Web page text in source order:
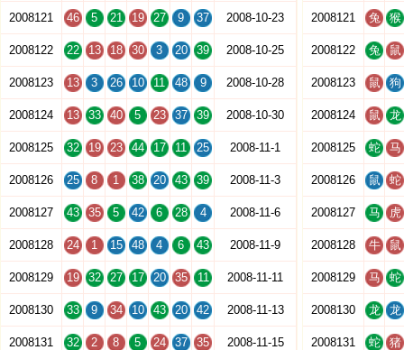
2008121 46 5 21 19 27 9 37 2008-10-23
2008122 22 13 18 30 3 20 39 2008-10-25
2008123 13 3 26 10 11 48 9 2008-10-28
2008124 13 33 40 5 23 37 39 2008-10-30
2008125 32 19 23 44 17 11 25 2008-11-1
2008126 25 8 1 38 20 43 39 2008-11-3
2008127 43 35 5 42 6 28 4 2008-11-6
2008128 24 1 15 48 4 6 43 2008-11-9
2008129 19 32 27 17 20 35 11 2008-11-11
2008130 33 9 34 10 43 20 42 2008-11-13
2008131 32 2 8 5 24 37 35 2008-11-15
2008121 兔 猴
2008122 兔 鼠
2008123 鼠 狗
2008124 鼠 龙
2008125 蛇 马
2008126 鼠 蛇
2008127 马 虎
2008128 牛 鼠
2008129 马 蛇
2008130 龙 龙
2008131 蛇 猪